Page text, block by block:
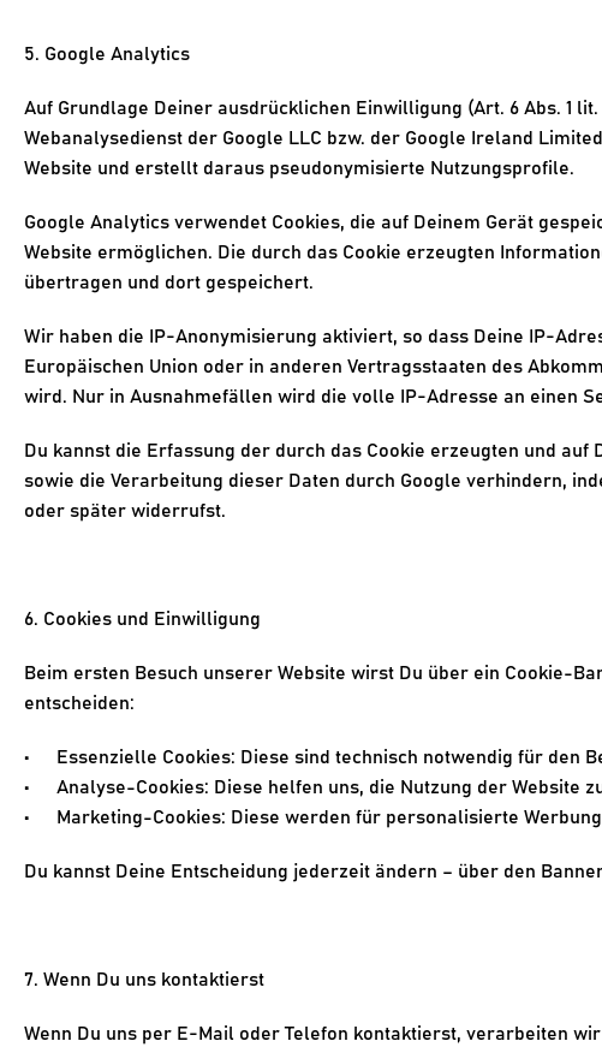
5. Google Analytics
Auf Grundlage Deiner ausdrücklichen Einwilligung (Art. 6 Abs. 1
Webanalysedienst der Google LLC bzw. der Google Ireland
Website und erstellt daraus pseudonymisierte Nutzungsprofile.
Google Analytics verwendet Cookies, die auf Deinem Gerät
Website ermöglichen. Die durch das Cookie erzeugten
übertragen und dort gespeichert.
Wir haben die IP-Anonymisierung aktiviert, so dass Deine IP-
Europäischen Union oder in anderen Vertragsstaaten des
wird. Nur in Ausnahmefällen wird die volle IP-Adresse an einen
Du kannst die Erfassung der durch das Cookie erzeugten und auf
sowie die Verarbeitung dieser Daten durch Google verhindern,
oder später widerrufst.
6. Cookies und Einwilligung
Beim ersten Besuch unserer Website wirst Du über ein Cookie-
entscheiden:
Essenzielle Cookies: Diese sind technisch notwendig für den
Analyse-Cookies: Diese helfen uns, die Nutzung der Website
Marketing-Cookies: Diese werden für personalisierte
Du kannst Deine Entscheidung jederzeit ändern – über den
7. Wenn Du uns kontaktierst
Wenn Du uns per E-Mail oder Telefon kontaktierst, verarbeiten